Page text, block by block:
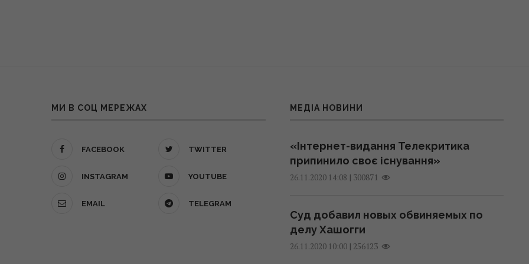
МИ В СОЦ МЕРЕЖАХ
FACEBOOK TWITTER
INSTAGRAM YOUTUBE
EMAIL TELEGRAM
МЕДІА НОВИНИ
«Інтернет-видання Телекритика
припинило своє існування»
26.11.2020 14:08 | 300871
Суд добавил новых обвиняемых по
делу Хашогги
26.11.2020 10:00| 256123